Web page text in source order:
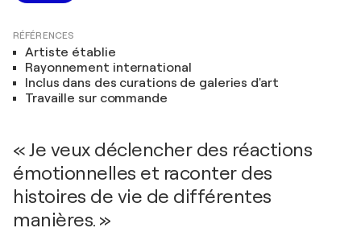
RÉFÉRENCES
Artiste établie
Rayonnement international
Inclus dans des curations de galeries d'art
Travaille sur commande
« Je veux déclencher des réactions
émotionnelles et raconter des
histoires de vie de différentes
manières. »